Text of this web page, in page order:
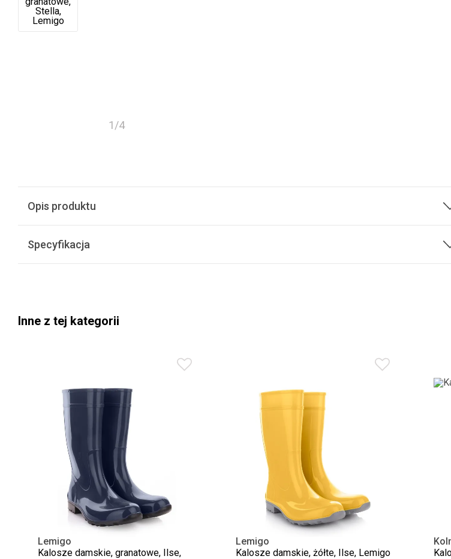
1/4
Opis produktu
Specyfikacja
Inne z tej kategorii
Lemigo
Kalosze damskie, granatowe, Ilse,
Lemigo
Kalosze damskie, żółte, Ilse, Lemigo